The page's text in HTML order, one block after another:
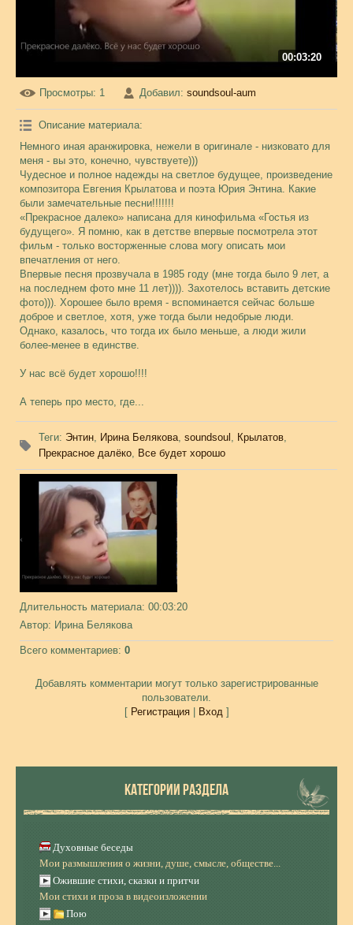
00:03:20
Просмотры: 1 Добавил: soundsoul-aum
Описание материала:
Немного иная аранжировка, нежели в оригинале - низковато для
меня - вы это, конечно, чувствуете)))
Чудесное и полное надежды на светлое будущее, произведение
композитора Евгения Крылатова и поэта Юрия Энтина. Какие
были замечательные песни!!!!!!!
«Прекрасное далеко» написана для кинофильма «Гостья из
будущего». Я помню, как в детстве впервые посмотрела этот
фильм - только восторженные слова могу описать мои
впечатления от него.
Впервые песня прозвучала в 1985 году (мне тогда было 9 лет, а
на последнем фото мне 11 лет)))). Захотелось вставить детские
фото))). Хорошее было время - вспоминается сейчас больше
доброе и светлое, хотя, уже тогда были недобрые люди.
Однако, казалось, что тогда их было меньше, а люди жили
более-менее в единстве.
У нас всё будет хорошо!!!!
А теперь про место, где...
Теги: Энтин, Ирина Белякова, soundsoul , Крылатов,
Прекрасное далёко, Все будет хорошо
Длительность материала: 00:03:20
Автор: Ирина Белякова
Всего комментариев: 0
Добавлять комментарии могут только зарегистрированные
пользователи.
[ Регистрация| Вход]
КАТЕГОРИИ РАЗДЕЛА
Духовные беседы
Мои размышления о жизни, душе, смысле, обществе...
Ожившие стихи, сказки и притчи
Мои стихи и проза в видеоизложении
Пою